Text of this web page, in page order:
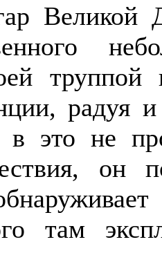
Великой
труппой
радуя
в это не
он
там